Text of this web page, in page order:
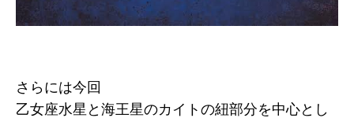
さらには今回
乙女座水星と海王星のカイトの紐部分を中心とし